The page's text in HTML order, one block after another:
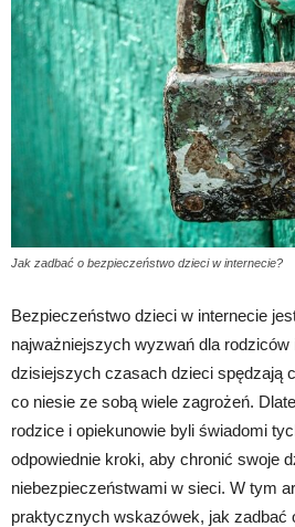
Jak zadbać o bezpieczeństwo dzieci w internecie?
Bezpieczeństwo dzieci w internecie
najważniejszych wyzwań dla rodziców
dzisiejszych czasach dzieci spędzają
co niesie ze sobą wiele zagrożeń.
rodzice i opiekunowie byli świadomi
odpowiednie kroki, aby chronić swoje
niebezpieczeństwami w sieci. W tym
praktycznych wskazówek, jak zadbać